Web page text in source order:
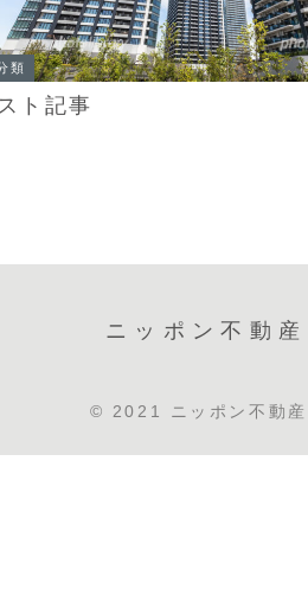
類
ト記事
ニッポン不動産
© 2021 ニッポン不動産.